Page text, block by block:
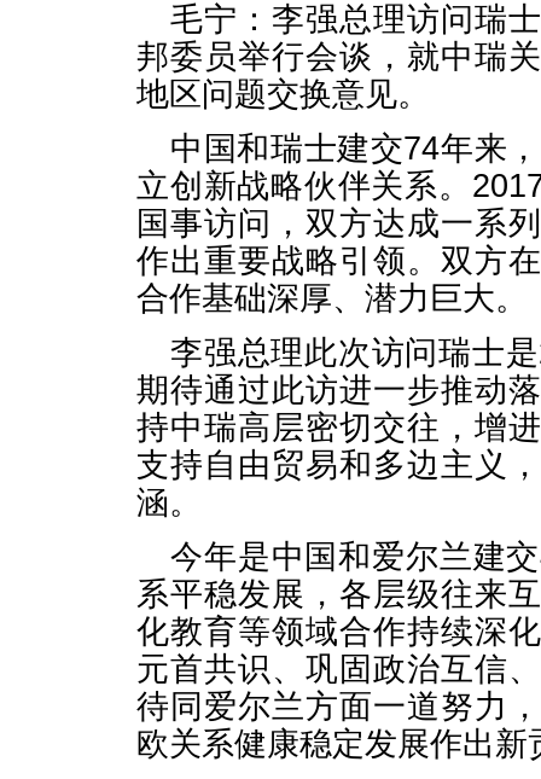
毛宁：李强总理访问瑞
邦委员举行会谈，就中瑞
地区问题交换意见。
中国和瑞士建交74年来
立创新战略伙伴关系。
国事访问，双方达成一系
作出重要战略引领。双方
合作基础深厚、潜力巨大。
李强总理此次访问瑞士
期待通过此访进一步推动
持中瑞高层密切交往，增
支持自由贸易和多边主义
涵。
今年是中国和爱尔兰建
系平稳发展，各层级往来
化教育等领域合作持续深
元首共识、巩固政治互信
待同爱尔兰方面一道努力
欧关系健康稳定发展作出新